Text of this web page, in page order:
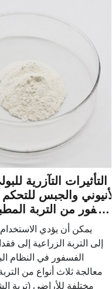
التأثيرات التآزرية
لأنيوني والجبس
وسفور من التربة
يمكن أن يؤدي
الفسفور في النظام
معالجة ثلاث أنواع من
مختلفة للأراضي (تربة